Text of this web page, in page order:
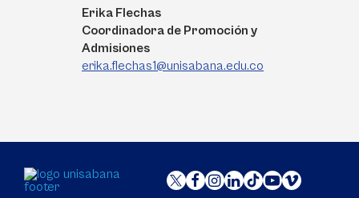
Erika Flechas
Coordinadora de Promoción y
Admisiones
erika.flechas1@unisabana.edu.co